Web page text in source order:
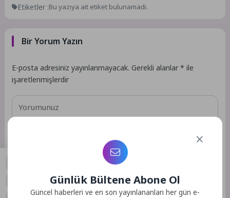
Etiketler :Bu yazıya ait etiket bulunamadı.
Bir Yorum Yazın
E-posta adresiniz yayınlanmayacak. Gerekli alanlar* ile
işaretlenmişlerdir
Günlük Bültene Abone Ol
Güncel haberleri ve en son yayınlananları her gün e-